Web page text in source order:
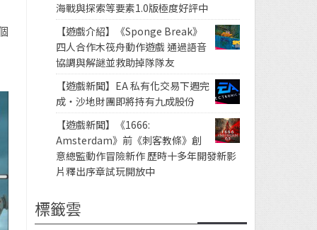
海戰與探索等要素1.0版極度好評中
【遊戲介紹】《Sponge Break》
四人合作木筏舟動作遊戲 通過語音
協調與解謎並救助掉隊隊友
【遊戲新聞】EA 私有化交易下週完
成・沙地財團即將持有九成股份
【遊戲新聞】《1666:
Amsterdam》前《刺客教條》創
意總監動作冒險新作 歷時十多年開發新影
片釋出序章試玩開放中
標籤雲